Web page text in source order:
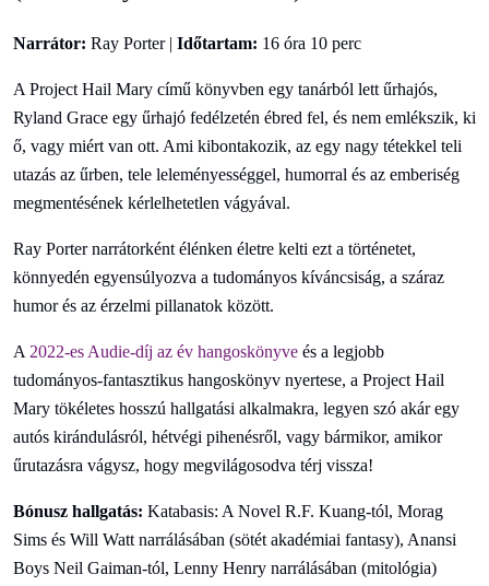
Narrátor: Ray Porter | Időtartam: 16 óra 10 perc
A Project Hail Mary című könyvben egy tanárból lett űrhajós,
Ryland Grace egy űrhajó fedélzetén ébred fel, és nem emlékszik, ki
ő, vagy miért van ott. Ami kibontakozik, az egy nagy tétekkel teli
utazás az űrben, tele leleményességgel, humorral és az emberiség
megmentésének kérlelhetetlen vágyával.
Ray Porter narrátorként élénken életre kelti ezt a történetet,
könnyedén egyensúlyozva a tudományos kíváncsiság, a száraz
humor és az érzelmi pillanatok között.
A 2022-es Audie-díj az év hangoskönyve és a legjobb
tudományos-fantasztikus hangoskönyv nyertese, a Project Hail
Mary tökéletes hosszú hallgatási alkalmakra, legyen szó akár egy
autós kirándulásról, hétvégi pihenésről, vagy bármikor, amikor
űrutazásra vágysz, hogy megvilágosodva térj vissza!
Bónusz hallgatás: Katabasis: A Novel R.F. Kuang-tól, Morag
Sims és Will Watt narrálásában (sötét akadémiai fantasy), Anansi
Boys Neil Gaiman-tól, Lenny Henry narrálásában (mitológia)